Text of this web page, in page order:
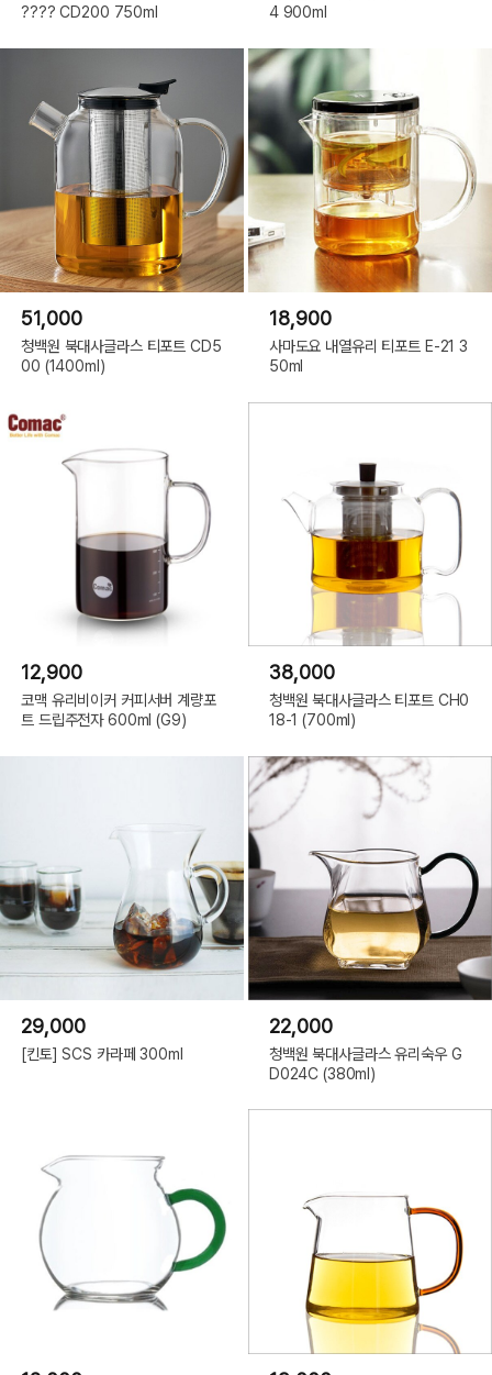
???? CD200 750ml
4 900ml
51,000
청백원 북대사글라스 티포트 CD5
00 (1400ml)
18,900
사마도요 내열유리 티포트 E-21 3
50ml
12,900
코맥 유리비이커 커피서버 계량포
트 드립주전자 600ml (G9)
38,000
청백원 북대사글라스 티포트 CH0
18-1 (700ml)
29,000
[킨토] SCS 카라페 300ml
22,000
청백원 북대사글라스 유리숙우 G
D024C (380ml)